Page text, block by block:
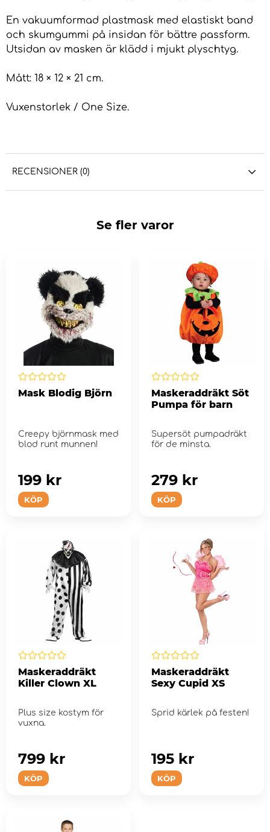
En vakuumformad plastmask med elastiskt band
och skumgummi på insidan för bättre passform.
Utsidan av masken är klädd i mjukt plyschtyg.
Mått: 18 × 12 × 21 cm.
Vuxenstorlek / One Size.
RECENSIONER (0)
Se fler varor
Mask Blodig Björn
Creepy björnmask med
blod runt munnen!
KÖP
199 kr
Maskeraddräkt Söt
Pumpa för barn
Supersöt pumpadräkt
för de minsta.
KÖP
279 kr
Maskeraddräkt
Killer Clown XL
Plus size kostym för
vuxna.
KÖP
799 kr
Maskeraddräkt
Sexy Cupid XS
Sprid kärlek på festen!
KÖP
195 kr